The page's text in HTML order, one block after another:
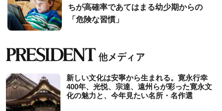
ちが高確率であてはまる幼少期からの
「危険な習慣」
新しい文化は安寧から生まれる。寛永行幸
400年、光悦、宗達、遠州らが彩った寛永文
化の魅力と、今年見たい名所・名作選